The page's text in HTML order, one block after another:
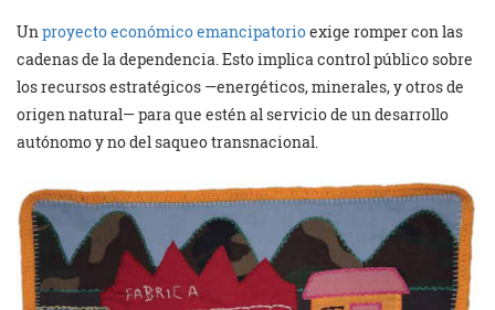
Unproyecto económico emancipatorioexige romper con las
cadenas de la dependencia. Esto implica control público sobre
los recursos estratégicos —energéticos, minerales, y otros de
origen natural— para que estén al servicio de un desarrollo
autónomo y no del saqueo transnacional.